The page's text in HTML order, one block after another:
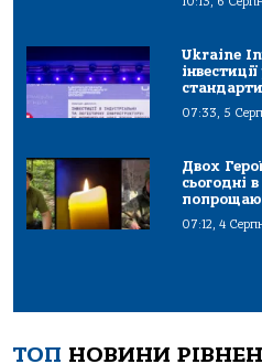
Ukraine
стандарти
07:33, 5
Двох
сьогодні
07:12, 4
ТОП НОВИНИ